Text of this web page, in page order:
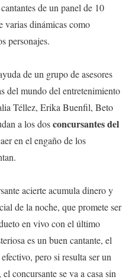
de un panel de 10
varias dinámicas como
personajes.
de un grupo de asesores
del mundo del entretenimiento
Téllez, Erika Buenfil, Beto
a los dosconcursantes del
en el engaño de los
acierte acumula dinero y
de la noche, que promete ser
en vivo con el último
es un buen cantante, el
pero si resulta ser un
concursante se va a casa sin